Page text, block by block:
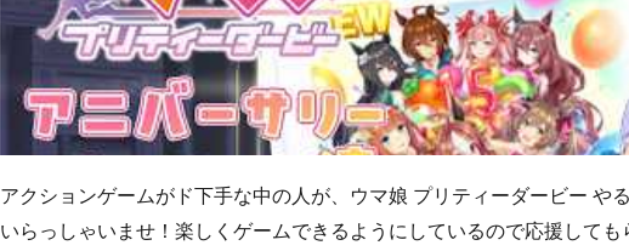
アクションゲームがド下手な中の人が、ウマ娘 プリティーダービー やる
いらっしゃいませ！楽しくゲームできるようにしているので応援しても